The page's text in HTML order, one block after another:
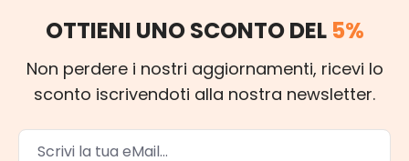
OTTIENI UNO SCONTO DEL 5%
Non perdere i nostri aggiornamenti, ricevi lo
sconto iscrivendoti alla nostra newsletter.